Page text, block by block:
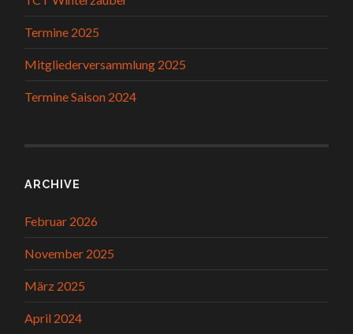
Termine 2025
Mitgliederversammlung 2025
Termine Saison 2024
ARCHIVE
Februar 2026
November 2025
März 2025
April 2024